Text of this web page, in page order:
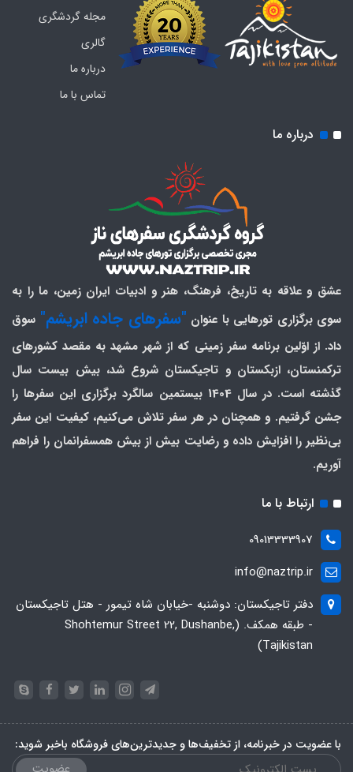
مجله گردشگری
گالری
درباره ما
تماس با ما
درباره ما
عشق و علاقه به تاریخ، فرهنگ، هنر و ادبیات ایران زمین، ما را به
سوی برگزاری تورهایی با عنوان "سفرهای جاده ابریشم" سوق
داد. از اوّلین برنامه سفر زمینی که از شهر مشهد به مقصد کشورهای
ترکمنستان، ازبکستان و تاجیکستان شروع شد، بیش بیست سال
گذشته است. در سال 1404 بیستمین سالگرد برگزاری این سفرها را
جشن گرفتیم. و همچنان در هر سفر تلاش می‌کنیم، کیفیت این سفر
بی‌نظیر را افزایش داده و رضایت بیش از بیش همسفرانمان را فراهم
آوریم.
ارتباط با ما
09013333907
info@naztrip.ir
دفتر تاجیکستان: دوشنبه -خیابان شاه تیمور - هتل تاجیکستان
- طبقه همکف. (Shohtemur Street 22, Dushanbe,
Tajikistan)
با عضویت در خبرنامه، از تخفیف‌ها و جدیدترین‌های فروشگاه باخبر شوید: